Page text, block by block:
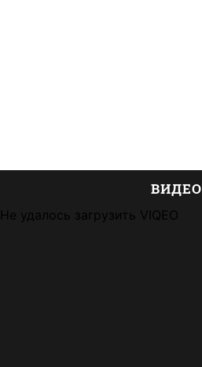
ВИДЕО
Не удалось загрузить VIQEO